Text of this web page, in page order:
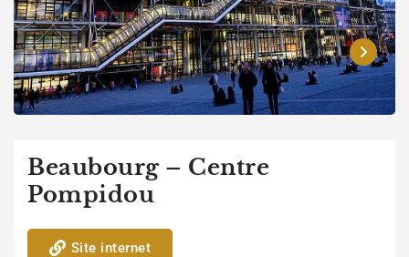
Beaubourg – Centre
Pompidou
Site internet